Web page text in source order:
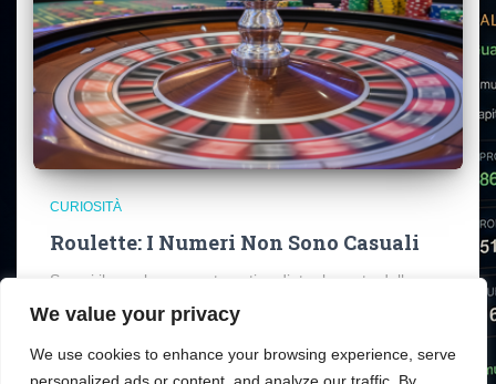
We value your privacy
We use cookies to enhance your browsing experience, serve
CURIOSITÀ
Roulette: I Numeri Non Sono Casuali
Scopri il capolavoro matematico dietro la ruota della
roulette: esplora il calcolo probabilistico, il design del
layout e la psicologia del giocatore.